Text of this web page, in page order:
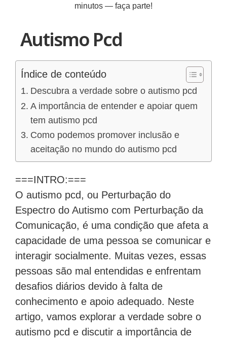
minutos — faça parte!
Autismo Pcd
Índice de conteúdo
Descubra a verdade sobre o autismo pcd
A importância de entender e apoiar quem
tem autismo pcd
Como podemos promover inclusão e
aceitação no mundo do autismo pcd
===INTRO:===
O autismo pcd, ou Perturbação do
Espectro do Autismo com Perturbação da
Comunicação, é uma condição que afeta a
capacidade de uma pessoa se comunicar e
interagir socialmente. Muitas vezes, essas
pessoas são mal entendidas e enfrentam
desafios diários devido à falta de
conhecimento e apoio adequado. Neste
artigo, vamos explorar a verdade sobre o
autismo pcd e discutir a importância de